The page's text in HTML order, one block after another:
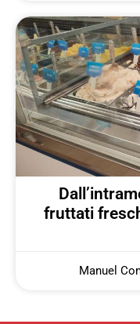
fruttati
Manuel